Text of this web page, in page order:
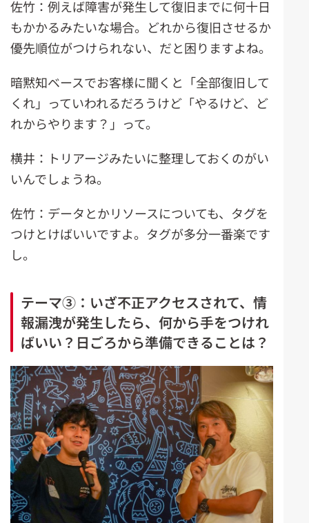
佐竹：例えば障害が発生して復旧までに何十日
もかかるみたいな場合。どれから復旧させるか
優先順位がつけられない、だと困りますよね。
暗黙知ベースでお客様に聞くと「全部復旧して
くれ」っていわれるだろうけど「やるけど、ど
れからやります？」って。
横井：トリアージみたいに整理しておくのがい
いんでしょうね。
佐竹：データとかリソースについても、タグを
つけとけばいいですよ。タグが多分一番楽です
し。
テーマ③：いざ不正アクセスされて、情
報漏洩が発生したら、何から手をつけれ
ばいい？日ごろから準備できることは？